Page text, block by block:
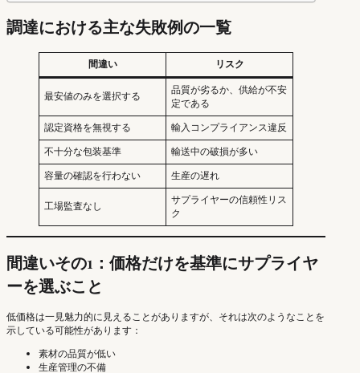
調達における主な失敗例の一覧
間違い リスク
最安値のみを選択する
品質が劣るか、供給が不安
定である
認定資格を無視する
輸入コンプライアンス違反
不十分な包装基準
輸送中の破損が多い
容量の確認を行わない
生産の遅れ
工場監査なし
サプライヤーの信頼性リス
ク
間違いその1：価格だけを基準にサプライヤ
ーを選ぶこと
低価格は一見魅力的に見えることがありますが、それは次のようなことを
示している可能性があります：
素材の品質が低い
生産管理の不備